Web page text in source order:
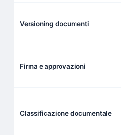
Versioning documenti
Firma e approvazioni
Classificazione documentale